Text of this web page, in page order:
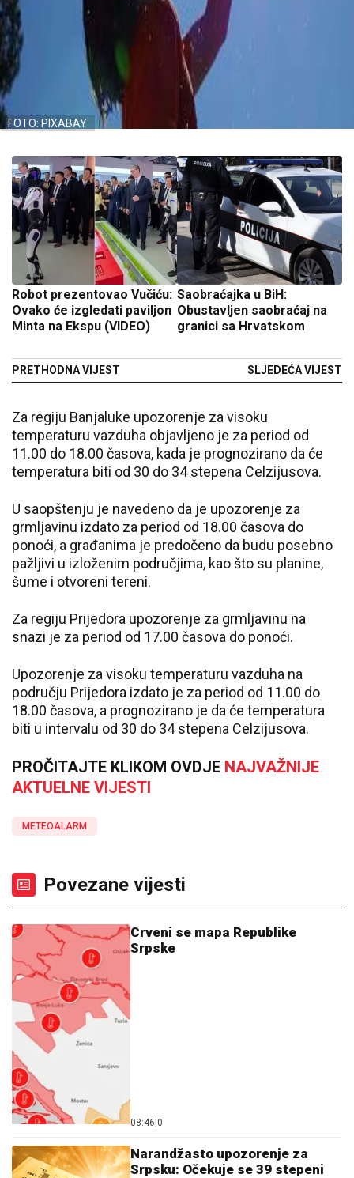
FOTO: PIXABAY
Robot prezentovao Vučiću:
Ovako će izgledati paviljon
Minta na Ekspu (VIDEO)
PRETHODNA VIJEST
Saobraćajka u BiH:
Obustavljen saobraćaj na
granici sa Hrvatskom
SLJEDEĆA VIJEST
Za regiju Banjaluke upozorenje za visoku
temperaturu vazduha objavljeno je za period od
11.00 do 18.00 časova, kada je prognozirano da će
temperatura biti od 30 do 34 stepena Celzijusova.
U saopštenju je navedeno da je upozorenje za
grmljavinu izdato za period od 18.00 časova do
ponoći, a građanima je predočeno da budu posebno
pažljivi u izloženim područjima, kao što su planine,
šume i otvoreni tereni.
Za regiju Prijedora upozorenje za grmljavinu na
snazi je za period od 17.00 časova do ponoći.
Upozorenje za visoku temperaturu vazduha na
području Prijedora izdato je za period od 11.00 do
18.00 časova, a prognozirano je da će temperatura
biti u intervalu od 30 do 34 stepena Celzijusova.
PROČITAJTE KLIKOM OVDJE NAJVAŽNIJE
AKTUELNE VIJESTI
METEOALARM
Povezane vijesti
Crveni se mapa Republike
Srpske
08:46 0
Narandžasto upozorenje za
Srpsku: Očekuje se 39 stepeni